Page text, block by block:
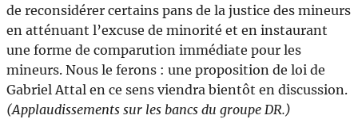
de reconsidérer certains pans de la justice des mineurs
en atténuant l’excuse de minorité et en instaurant
une forme de comparution immédiate pour les
mineurs. Nous le ferons : une proposition de loi de
Gabriel Attal en ce sens viendra bientôt en discussion.
(Applaudissements sur les bancs du groupe DR.)